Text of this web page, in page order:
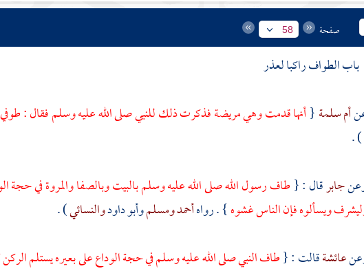
صفحة 58
باب الطواف راكبا لعذر
أم سلمة{أنها قدمت وهي مريضة فذكرت ذلك للنبي صلى الله عليه وسلم فقال :
) .
جابرقال : {طاف رسول الله صلى الله عليه وسلمبالبيتوبالصفاوالمروةفي حجة
ويسألوه فإن الناس غشوه} . رواهأحمدومسلموأبو داودوالنسائي) .
عائشةقالت : {طاف النبي صلى الله عليه وسلم في حجة الوداع على بعيره يستلم